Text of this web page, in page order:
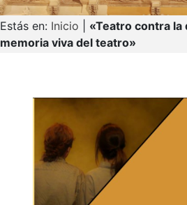
Estás en: Inicio
«Teatro contra la
memoria viva del teatro»